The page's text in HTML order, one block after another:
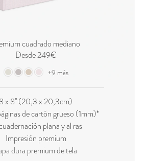
cuadrado mediano
Desde 249€
+9 más
8 x 8'' (20,3 x 20,3cm)
de cartón grueso (1mm)*
plana y al ras
Impresión premium
dura premium de tela